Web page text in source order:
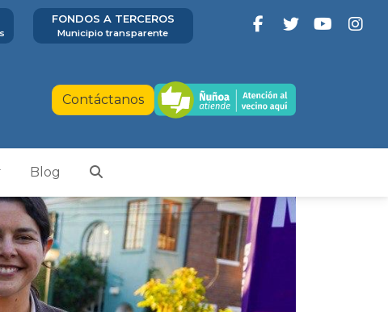
FONDOS A TERCEROS
Municipio transparente
Contáctanos
Blog